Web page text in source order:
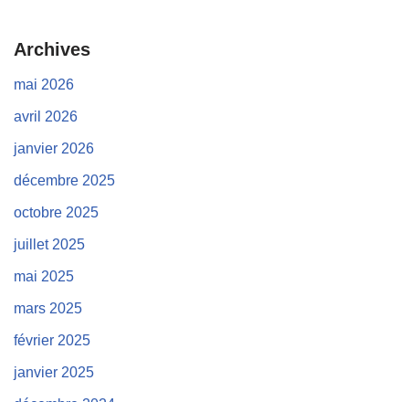
Archives
mai 2026
avril 2026
janvier 2026
décembre 2025
octobre 2025
juillet 2025
mai 2025
mars 2025
février 2025
janvier 2025